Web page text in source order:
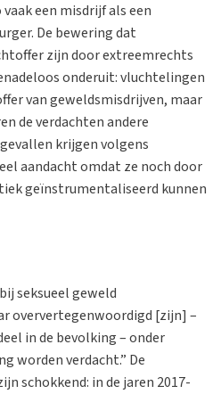
een misdrijf als een
De bewering dat
zijn door extreemrechts
onderuit: vluchtelingen
van geweldsmisdrijven, maar
de verdachten andere
krijgen volgens
aandacht omdat ze noch door
geïnstrumentaliseerd kunnen
seksueel geweld
oververtegenwoordigd [zijn] –
in de bevolking – onder
worden verdacht.” De
schokkend: in de jaren 2017-